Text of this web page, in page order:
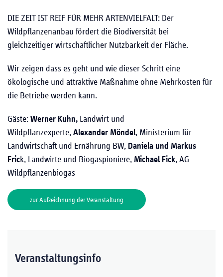
DIE ZEIT IST REIF FÜR MEHR ARTENVIELFALT: Der
Wildpflanzenanbau fördert die Biodiversität bei
gleichzeitiger wirtschaftlicher Nutzbarkeit der Fläche.
Wir zeigen dass es geht und wie dieser Schritt eine
ökologische und attraktive Maßnahme ohne Mehrkosten für
die Betriebe werden kann.
Gäste:Werner Kuhn, Landwirt und
Wildpflanzexperte,Alexander Möndel, Ministerium für
Landwirtschaft und Ernährung BW, Daniela und Markus
Frick, Landwirte und Biogaspioniere, Michael Fick, AG
Wildpflanzenbiogas
zur Aufzeichnung der Veranstaltung
Veranstaltungsinfo